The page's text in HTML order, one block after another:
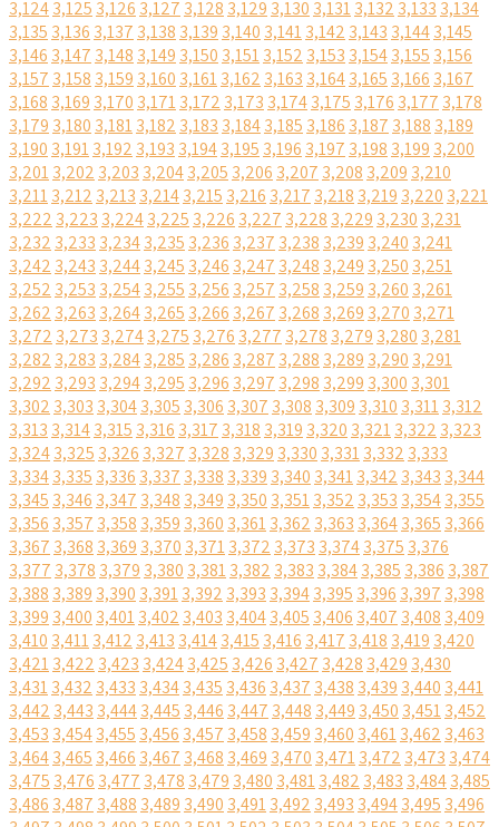
3,1243,125 3,126 3,127 3,128 3,129 3,130 3,1313,132 3,133 3,134
3,135 3,136 3,137 3,138 3,139 3,140 3,1413,142 3,143 3,1443,145
3,146 3,147 3,148 3,149 3,150 3,1513,152 3,153 3,1543,155 3,156
3,157 3,158 3,159 3,160 3,1613,162 3,163 3,1643,165 3,166 3,167
3,168 3,169 3,170 3,1713,172 3,173 3,1743,175 3,176 3,177 3,178
3,179 3,180 3,1813,182 3,183 3,1843,185 3,186 3,187 3,188 3,189
3,190 3,1913,192 3,193 3,1943,195 3,196 3,197 3,198 3,199 3,200
3,2013,202 3,203 3,2043,205 3,206 3,207 3,208 3,209 3,210
3,2113,212 3,213 3,2143,215 3,216 3,217 3,218 3,219 3,220 3,221
3,222 3,223 3,2243,225 3,226 3,227 3,228 3,229 3,230 3,231
3,232 3,233 3,2343,235 3,236 3,237 3,238 3,239 3,240 3,241
3,242 3,243 3,2443,245 3,246 3,247 3,248 3,249 3,250 3,251
3,252 3,253 3,2543,255 3,256 3,257 3,258 3,259 3,260 3,261
3,262 3,263 3,2643,265 3,266 3,267 3,268 3,269 3,270 3,271
3,272 3,273 3,2743,275 3,276 3,277 3,278 3,279 3,280 3,281
3,282 3,283 3,2843,285 3,286 3,287 3,288 3,289 3,290 3,291
3,292 3,293 3,2943,295 3,296 3,297 3,298 3,299 3,300 3,301
3,302 3,303 3,3043,305 3,306 3,307 3,308 3,309 3,310 3,3113,312
3,313 3,3143,315 3,316 3,317 3,318 3,319 3,320 3,3213,322 3,323
3,3243,325 3,326 3,327 3,328 3,329 3,330 3,3313,332 3,333
3,3343,335 3,336 3,337 3,338 3,339 3,340 3,3413,342 3,343 3,344
3,345 3,346 3,347 3,348 3,349 3,350 3,3513,352 3,353 3,3543,355
3,356 3,357 3,358 3,359 3,360 3,3613,362 3,363 3,3643,365 3,366
3,367 3,368 3,369 3,370 3,3713,372 3,373 3,3743,375 3,376
3,377 3,378 3,379 3,380 3,3813,382 3,383 3,3843,385 3,386 3,387
3,388 3,389 3,390 3,3913,392 3,393 3,3943,395 3,396 3,397 3,398
3,399 3,400 3,4013,402 3,403 3,4043,405 3,406 3,407 3,408 3,409
3,410 3,4113,412 3,413 3,4143,415 3,416 3,417 3,418 3,419 3,420
3,4213,422 3,423 3,4243,425 3,426 3,427 3,428 3,429 3,430
3,4313,432 3,433 3,4343,435 3,436 3,437 3,438 3,439 3,440 3,441
3,442 3,443 3,4443,445 3,446 3,447 3,448 3,449 3,450 3,4513,452
3,453 3,4543,455 3,456 3,457 3,458 3,459 3,460 3,4613,462 3,463
3,4643,465 3,466 3,467 3,468 3,469 3,470 3,4713,472 3,473 3,474
3,475 3,476 3,477 3,478 3,479 3,480 3,4813,482 3,483 3,4843,485
3,486 3,487 3,488 3,489 3,490 3,4913,492 3,493 3,4943,495 3,496